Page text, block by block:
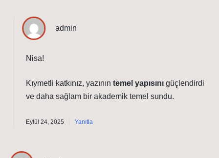
admin
Nisa!
Kıymetli katkınız, yazının temel yapısını güçlendirdi
ve daha sağlam bir akademik temel sundu.
Eylül 24, 2025 Yanıtla